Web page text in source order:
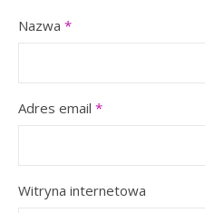
Nazwa *
Adres email *
Witryna internetowa